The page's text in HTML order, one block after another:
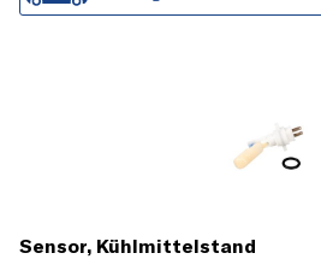
Sensor, Kühlmittelstand